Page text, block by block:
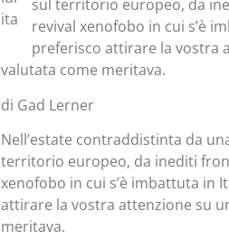
sul territorio europeo, da
revival xenofobo in cui s’è
preferisco attirare la vostra
valutata come meritava.
di Gad Lerner
Nell’estate contraddistinta da
territorio europeo, da inediti
xenofobo in cui s’è imbattuta in
attirare la vostra attenzione su
meritava.